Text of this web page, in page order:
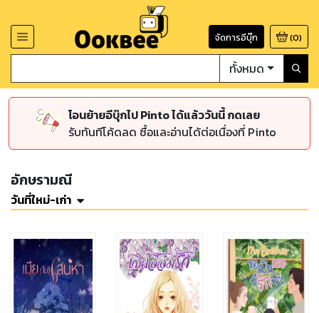
จัดการอีบุ๊ก (0)
ทั้งหมด
โอนย้ายอีบุ๊กไป Pinto ได้แล้ววันนี้ กดเลย
รับทันทีโค้ดลด ซื้อและอ่านได้ต่อเนื่องที่ Pinto
อักษรามณี
วันที่ใหม่-เก่า